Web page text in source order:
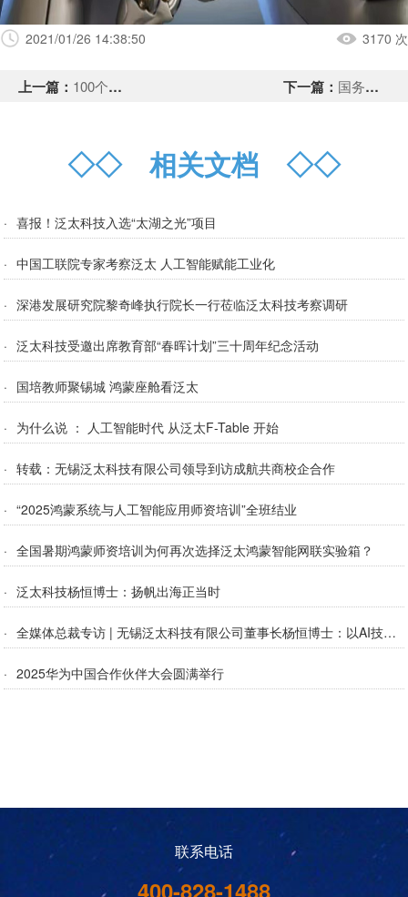
2021/01/26 14:38:50 3170 次
上一篇： 100个RPA经典应用场景解析 下一篇： 国务院关于印发国家职业教育改革实施方案的通知
◇◇相关文档 ◇◇
· 喜报！泛太科技入选“太湖之光”项目
· 中国工联院专家考察泛太 人工智能赋能工业化
· 深港发展研究院黎奇峰执行院长一行莅临泛太科技考察调研
· 泛太科技受邀出席教育部“春晖计划”三十周年纪念活动
· 国培教师聚锡城 鸿蒙座舱看泛太
· 为什么说 ： 人工智能时代 从泛太F-Table 开始
· 转载：无锡泛太科技有限公司领导到访成航共商校企合作
· “2025鸿蒙系统与人工智能应用师资培训”全班结业
· 全国暑期鸿蒙师资培训为何再次选择泛太鸿蒙智能网联实验箱？
· 泛太科技杨恒博士：扬帆出海正当时
· 全媒体总裁专访 | ​无锡泛太科技有限公司董事长杨恒博士：以AI技术赋能高科技教育，推动产教融合高质量发展
· 2025华为中国合作伙伴大会圆满举行
联系电话
400-828-1488